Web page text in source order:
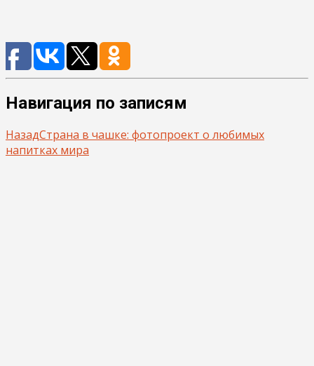
Навигация по записям
НазадСтрана в чашке: фотопроект о любимых
напитках мира